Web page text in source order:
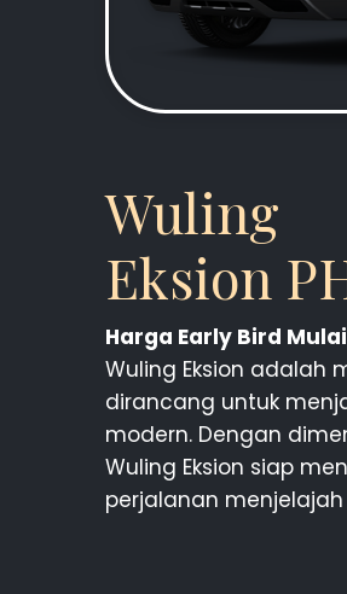
Wuling
Eksion
Harga Early Bird
Wuling Eksion adalah
dirancang untuk
modern. Dengan
Wuling Eksion siap
perjalanan